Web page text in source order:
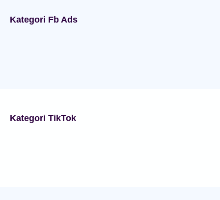
Kategori Fb Ads
Kategori TikTok